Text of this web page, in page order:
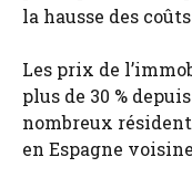
la hausse des
Les prix de
plus de 30 %
nombreux
en Espagne